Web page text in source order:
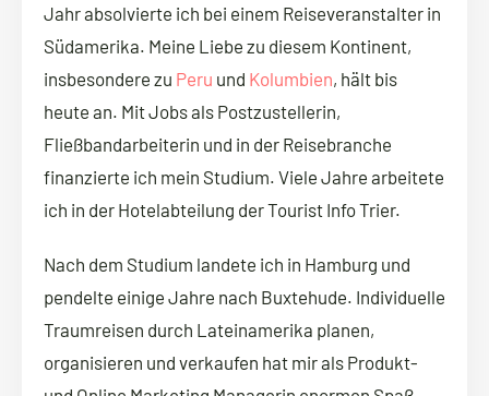
Jahr absolvierte ich bei einem Reiseveranstalter in
Südamerika. Meine Liebe zu diesem Kontinent,
insbesondere zu Peru und Kolumbien, hält bis
heute an. Mit Jobs als Postzustellerin,
Fließbandarbeiterin und in der Reisebranche
finanzierte ich mein Studium. Viele Jahre arbeitete
ich in der Hotelabteilung der Tourist Info Trier.
Nach dem Studium landete ich in Hamburg und
pendelte einige Jahre nach Buxtehude. Individuelle
Traumreisen durch Lateinamerika planen,
organisieren und verkaufen hat mir als Produkt-